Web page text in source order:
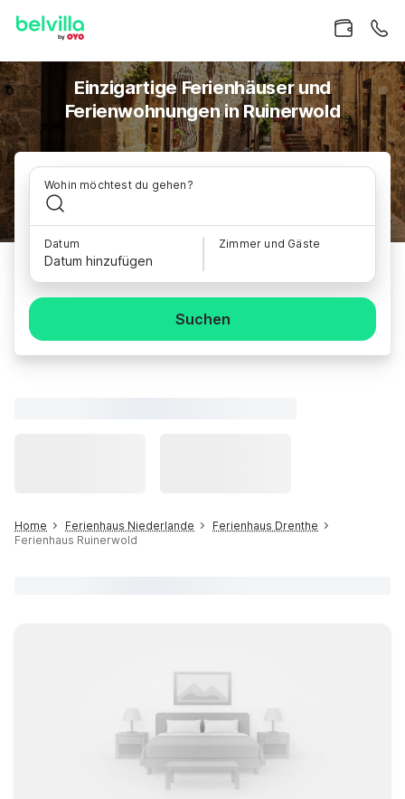
Einzigartige Ferienhäuser und
Ferienwohnungen in Ruinerwold
Wohin möchtest du gehen?
Datum
Datum hinzufügen
Zimmer und Gäste
Suchen
Home Ferienhaus Niederlande
Ferienhaus Drenthe
Ferienhaus Ruinerwold